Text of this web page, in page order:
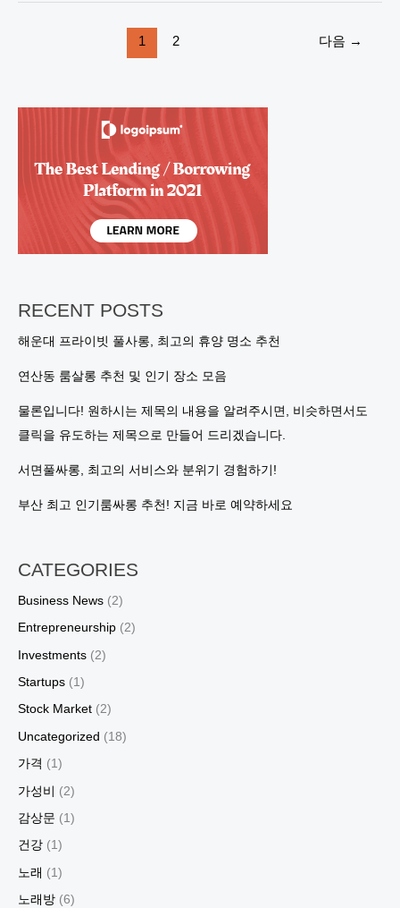
1 2 다음 →
RECENT POSTS
해운대 프라이빗 풀사롱, 최고의 휴양 명소 추천
연산동 룸살롱 추천 및 인기 장소 모음
물론입니다! 원하시는 제목의 내용을 알려주시면, 비슷하면서도
클릭을 유도하는 제목으로 만들어 드리겠습니다.
서면풀싸롱, 최고의 서비스와 분위기 경험하기!
부산 최고 인기룸싸롱 추천! 지금 바로 예약하세요
CATEGORIES
Business News (2)
Entrepreneurship (2)
Investments (2)
Startups (1)
Stock Market (2)
Uncategorized (18)
가격 (1)
가성비 (2)
감상문 (1)
건강 (1)
노래 (1)
노래방 (6)